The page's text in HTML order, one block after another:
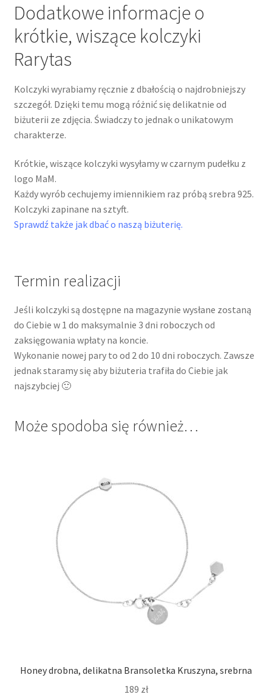
Dodatkowe informacje o
krótkie, wiszące kolczyki
Rarytas
Kolczyki wyrabiamy ręcznie z dbałością o najdrobniejszy
szczegół. Dzięki temu mogą różnić się delikatnie od
biżuterii ze zdjęcia. Świadczy to jednak o unikatowym
charakterze.
Krótkie, wiszące kolczyki wysyłamy w czarnym pudełku z
logo MaM.
Każdy wyrób cechujemy imiennikiem raz próbą srebra 925.
Kolczyki zapinane na sztyft.
Sprawdź także jak dbać o naszą biżuterię.
Termin realizacji
Jeśli kolczyki są dostępne na magazynie wysłane zostaną
do Ciebie w 1 do maksymalnie 3 dni roboczych od
zaksięgowania wpłaty na koncie.
Wykonanie nowej pary to od 2 do 10 dni roboczych. Zawsze
jednak staramy się aby biżuteria trafiła do Ciebie jak
najszybciej 🙂
Może spodoba się również…
Honey drobna, delikatna Bransoletka Kruszyna, srebrna
189 zł